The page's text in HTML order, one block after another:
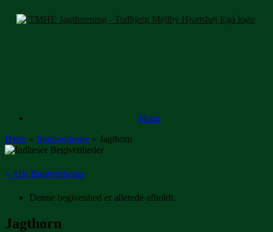
Menu
Hjem » Begivenheder» Jagthorn
« Alle Begivenheder
Denne begivenhed er allerede afholdt.
Jagthorn